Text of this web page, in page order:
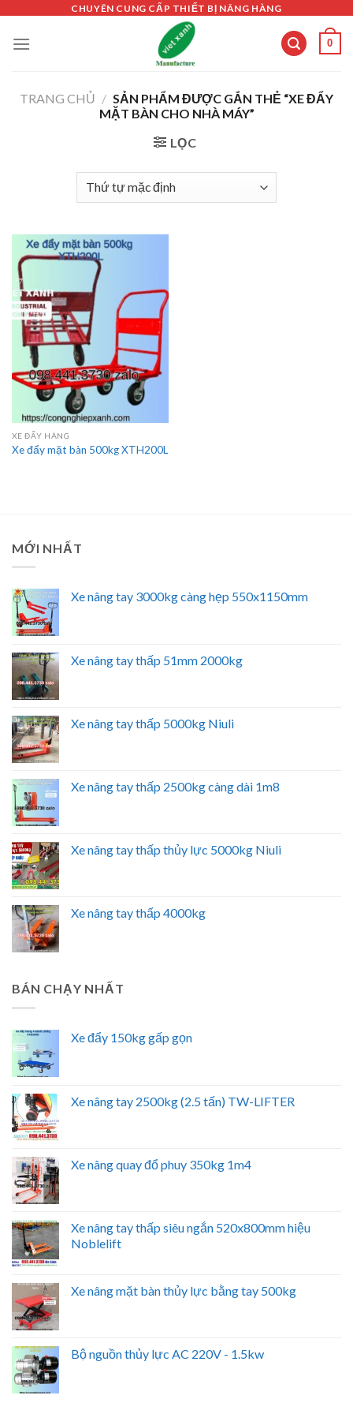
content
CHUYÊN CUNG CẤP THIẾT BỊ NÂNG HÀNG
0
TRANG CHỦ / SẢN PHẨM ĐƯỢC GẮN THẺ “XE ĐẨY
MẶT BÀN CHO NHÀ MÁY”
LỌC
XE ĐẨY HÀNG
Xe đẩy mặt bàn 500kg XTH200L
MỚI NHẤT
Xe nâng tay 3000kg càng hẹp 550x1150mm
Xe nâng tay thấp 51mm 2000kg
Xe nâng tay thấp 5000kg Niuli
Xe nâng tay thấp 2500kg càng dài 1m8
Xe nâng tay thấp thủy lực 5000kg Niuli
Xe nâng tay thấp 4000kg
BÁN CHẠY NHẤT
Xe đẩy 150kg gấp gọn
Xe nâng tay 2500kg (2.5 tấn) TW-LIFTER
Xe nâng quay đổ phuy 350kg 1m4
Xe nâng tay thấp siêu ngắn 520x800mm hiệu
Noblelift
Xe nâng mặt bàn thủy lực bằng tay 500kg
Bộ nguồn thủy lực AC 220V - 1.5kw